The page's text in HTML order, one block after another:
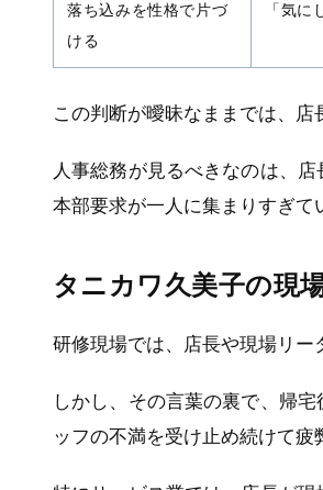
落ち込みを性格で片づ
ける
「気
この判断が曖昧なままでは、
人事総務が見るべきなのは、
本部要求が一人に集まりすぎて
タニカワ久美子の現
研修現場では、店長や現場リ
しかし、その言葉の裏で、帰
ッフの不満を受け止め続けて